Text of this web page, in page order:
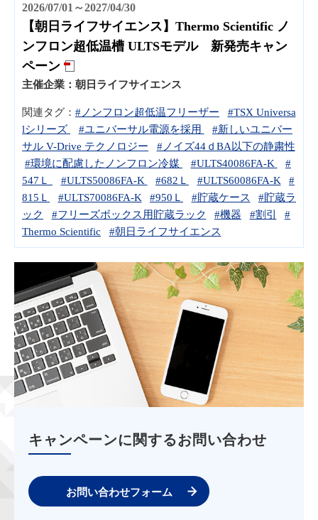
2026/07/01～2027/04/30
【朝日ライフサイエンス】Thermo Scientific ノ
ンフロン超低温槽 ULTSモデル 新発売キャン
ペーン
主催企業： 朝日ライフサイエンス
関連タグ： #ノンフロン超低温フリーザー
#TSX Universa
lシリーズ
#ユニバーサル電源を採用
#新しいユニバー
サル V-Drive テクノロジー
#ノイズ44ｄBA以下の静粛性
#環境に配慮したノンフロン冷媒
#ULTS40086FA-K
#
547Ｌ
#ULTS50086FA-K #682Ｌ #ULTS60086FA-K
#
815Ｌ
#ULTS70086FA-K #950Ｌ #貯蔵ケース
#貯蔵ラ
ック
#フリーズボックス用貯蔵ラック #機器 #割引
#
Thermo Scientific
#朝日ライフサイエンス
キャンペーンに関するお問い合わせ
お問い合わせフォーム